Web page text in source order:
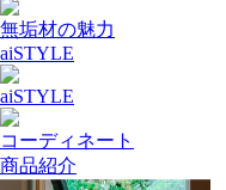
無垢材の魅力
aiSTYLE
aiSTYLE
コーディネート
商品紹介